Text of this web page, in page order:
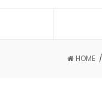
HOME